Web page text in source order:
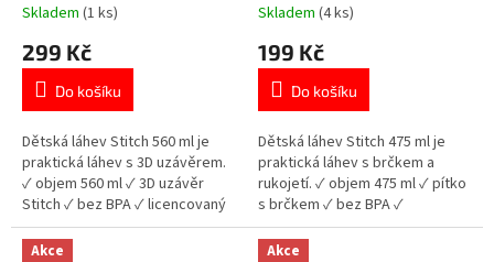
Průměrné
produktu
5,0
5
hvězdiček.
Skladem (1 ks)
299 Kč
Do košíku
Dětská láhev Stitch 560 ml je
praktická láhev s 3D uzávěrem.
✓ objem 560 ml ✓ 3D uzávěr
Stitch ✓ bez BPA ✓ licencovaný
motiv Stitch 👉 Více produktů
Stitch
Průměrné
produktu
5,0
5
hvězdiček.
Skladem (4 ks)
199 Kč
Do košíku
Dětská láhev Stitch 475 ml je
praktická láhev s brčkem a
rukojetí. ✓ objem 475 ml ✓ pítko
s brčkem ✓ bez BPA ✓
licencovaný motiv Stitch 👉 Více
produktů Stitch
Akce Akce